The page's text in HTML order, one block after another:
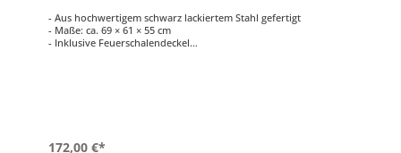
- Aus hochwertigem schwarz lackiertem Stahl gefertigt
- Maße: ca. 69 × 61 × 55 cm
- Inklusive Feuerschalendeckel
172,00 €*